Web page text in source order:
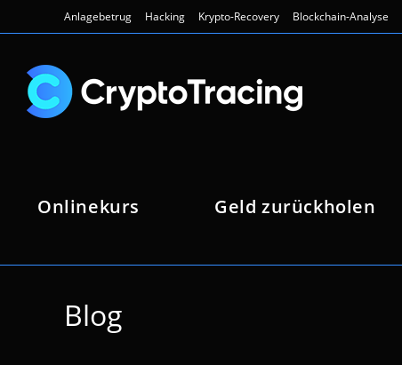
Inhalt
Anlagebetrug Hacking Krypto-Recovery Blockchain-Analyse
Onlinekurs Geld zurückholen
Blog